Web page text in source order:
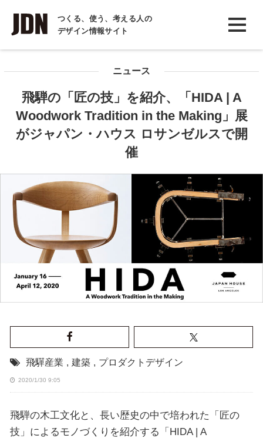
つくる、使う、考える人の
デザイン情報サイト
INTERVIEW
インタビュー
COLUMN
コラム
ニュース
飛騨の「匠の技」を紹介、「HIDA | A
Woodwork Tradition in the Making」展
がジャパン・ハウス ロサンゼルスで開
催
飛驒産業 , 建築 , プロダクトデザイン
2020/1/30 9:05
飛騨の木工文化と、長い歴史の中で培われた「匠の
技」によるモノづくりを紹介する「HIDA | A